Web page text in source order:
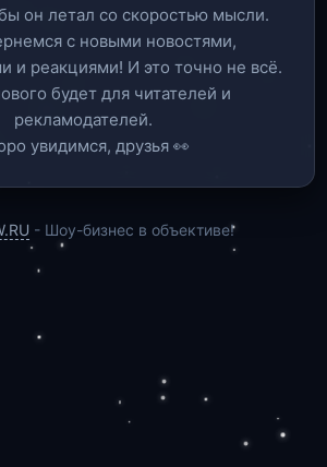
он летал со скоростью мысли.
c новыми новостями,
и реакциями! И это точно не всё.
будет для читателей и
рекламодателей.
увидимся, друзья 👀
- Шоу-бизнес в объективе!